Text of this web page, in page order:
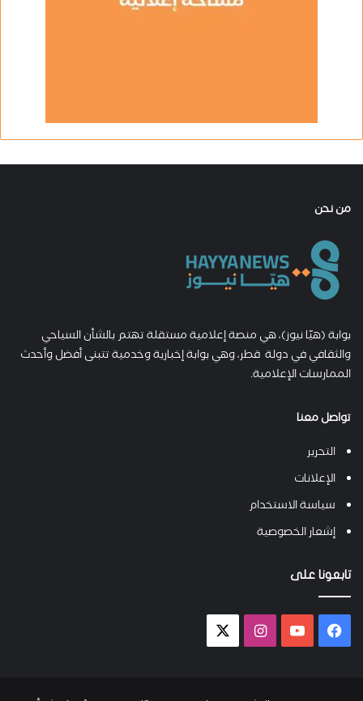
من نحن
بوابة (هيّا نيوز)، هي منصة إعلامية مستقلة تهتم بالشأن السياحي
والثقافي في دولة قطر، وهي بوابة إخبارية وخدمية تتبنى أفضل وأحدث
الممارسات الإعلامية.
تواصل معنا
التحرير
الإعلانات
سياسة الاستخدام
إشعار الخصوصية
تابعونا على
فيسبوك يوتيوب انستقرام